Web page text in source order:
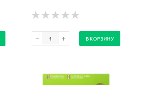
В КОРЗИНУ